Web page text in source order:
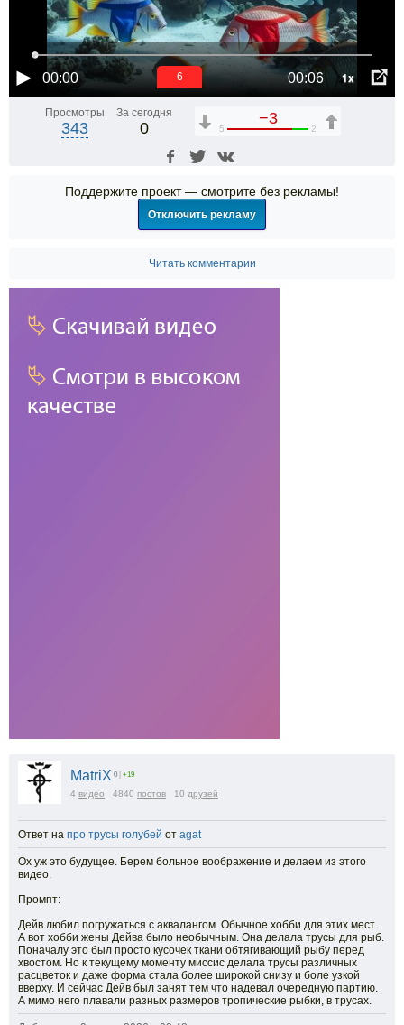
00:00 00:06 1x
6
Просмотры
343
За сегодня
0
−3
5 2
Поддержите проект — смотрите без рекламы!
Отключить рекламу
Читать комментарии
MatriX 0 | +19
4 видео 4840 постов 10 друзей
Ответ на про трусы голубей от agat
Ох уж это будущее. Берем больное воображение и делаем из этого
видео.
Промпт:
Дейв любил погружаться с аквалангом. Обычное хобби для этих мест.
А вот хобби жены Дейва было необычным. Она делала трусы для рыб.
Поначалу это был просто кусочек ткани обтягивающий рыбу перед
хвостом. Но к текущему моменту миссис делала трусы различных
расцветок и даже форма стала более широкой снизу и боле узкой
вверху. И сейчас Дейв был занят тем что надевал очередную партию.
А мимо него плавали разных размеров тропические рыбки, в трусах.